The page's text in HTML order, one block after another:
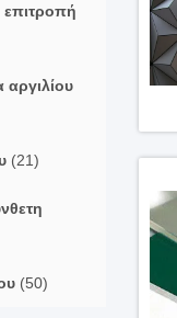
επιτροπή
(21)
(50)